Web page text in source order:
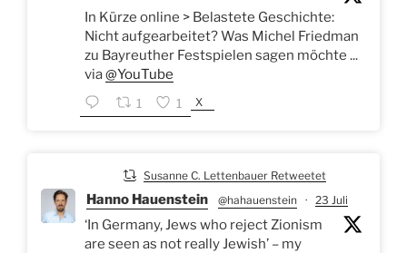
In Kürze online > Belastete Geschichte:
Nicht aufgearbeitet? Was Michel Friedman
zu Bayreuther Festspielen sagen möchte ...
via@YouTube
1 1 X
Susanne C. Lettenbauer Retweetet
Hanno Hauenstein @hahauenstein · 23 Juli
‘In Germany, Jews who reject Zionism
are seen as not really Jewish’ – my